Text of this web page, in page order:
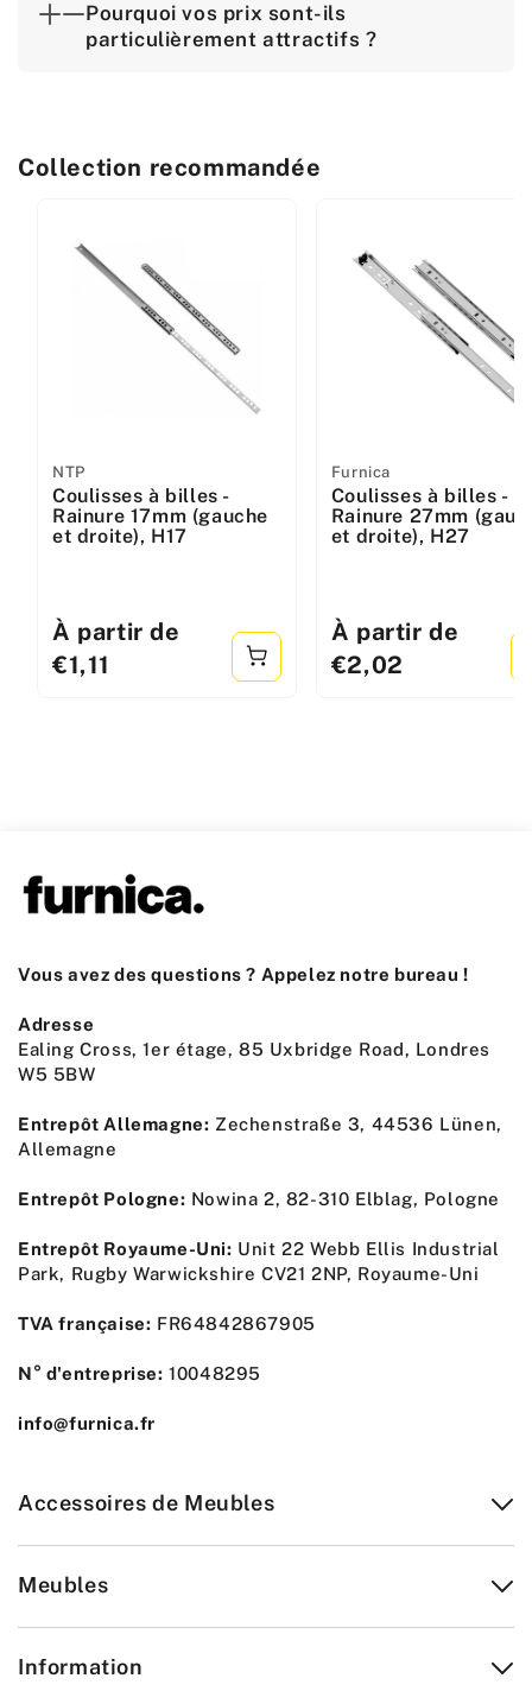
Pourquoi vos prix sont-ils
particulièrement attractifs ?
Collection recommandée
Fabricant
:
NTP
Coulisses à billes -
Rainure 17mm (gauche
et droite), H17
Prix
standard
À partir de
€1,11
Fabricant
:
Furnica
Coulisses à billes -
Rainure 27mm
et droite), H27
Prix
standard
À partir de
€2,02
Vous avez des questions ? Appelez notre bureau !
Adresse
Ealing Cross, 1er étage, 85 Uxbridge Road, Londres
W5 5BW
Entrepôt Allemagne: Zechenstraße 3, 44536 Lünen,
Allemagne
Entrepôt Pologne: Nowina 2, 82-310 Elblag, Pologne
Entrepôt Royaume-Uni: Unit 22 Webb Ellis Industrial
Park, Rugby Warwickshire CV21 2NP, Royaume-Uni
TVA française: FR64842867905
N° d'entreprise: 10048295
info@furnica.fr
Accessoires de Meubles
Meubles
Information